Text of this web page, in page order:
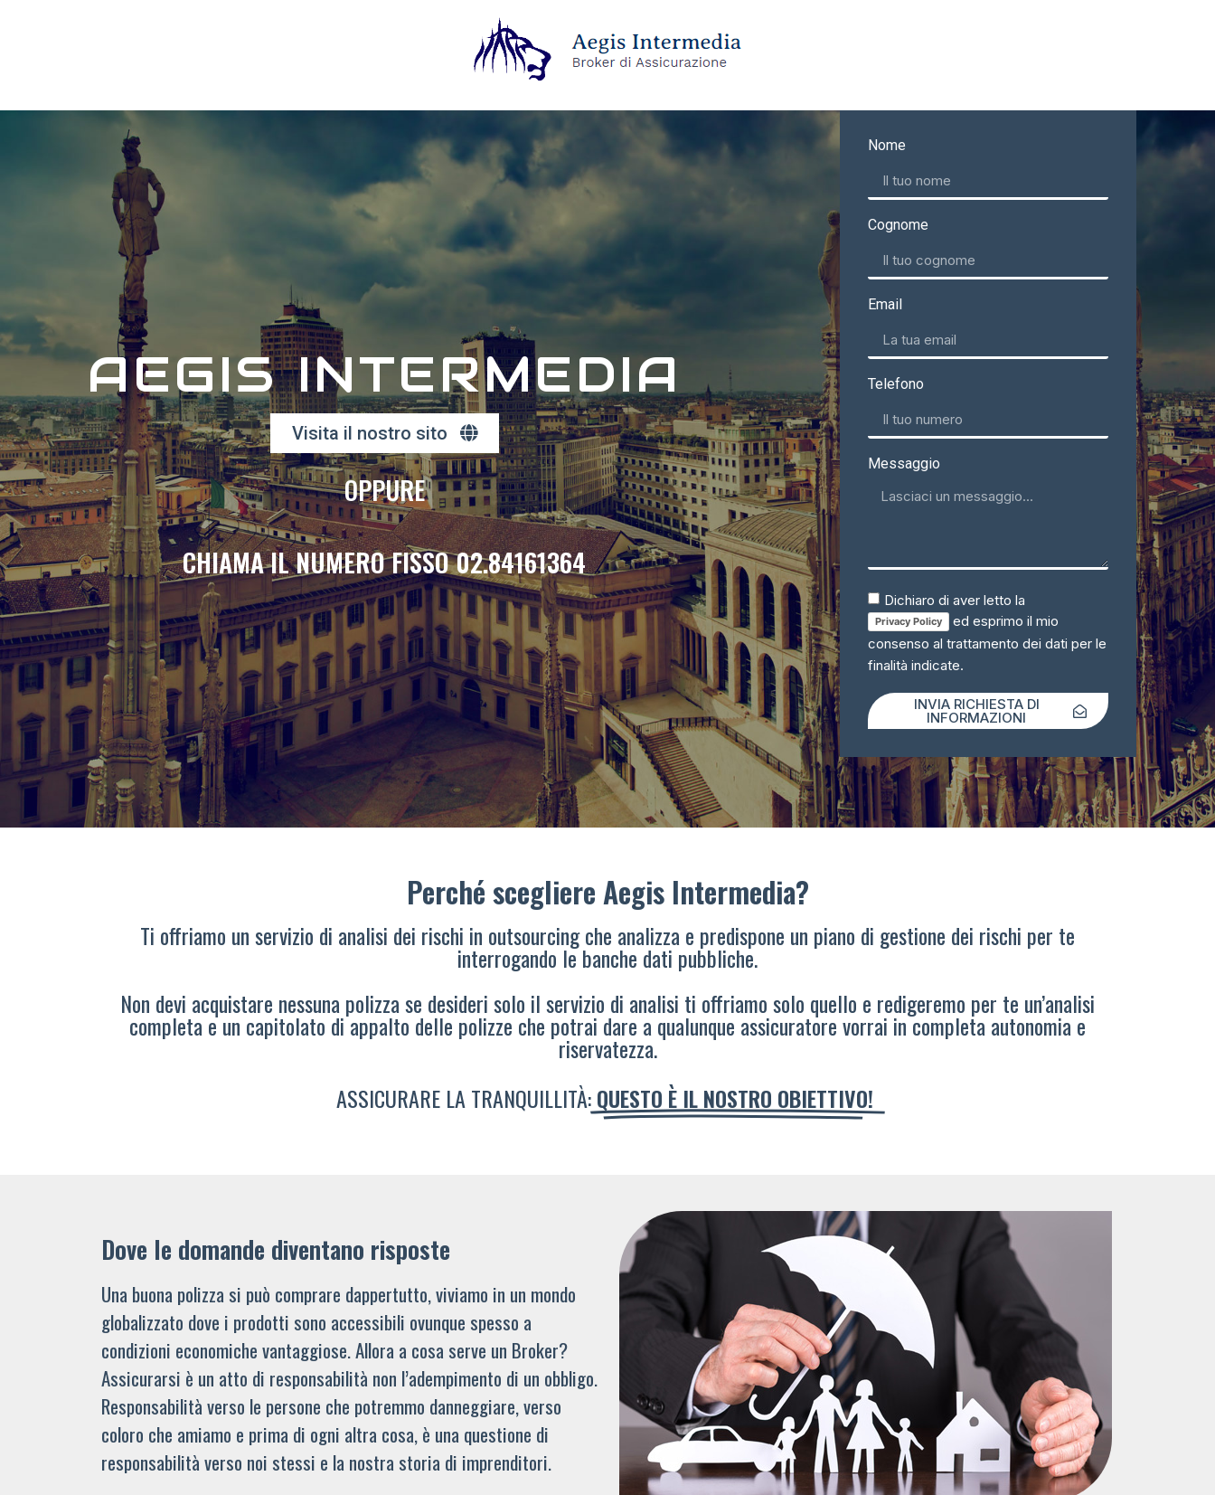
AEGIS INTERMEDIA
Visita il nostro sito
OPPURE
CHIAMA IL NUMERO FISSO 02.84161364
Nome
Cognome
Email
Telefono
Messaggio
Dichiaro di aver letto la
Privacy Policy
ed esprimo il mio
consenso al trattamento dei dati per le
finalità indicate.
INVIA RICHIESTA DI
INFORMAZIONI
Perché scegliere Aegis Intermedia?
Ti offriamo un servizio di analisi dei rischi in outsourcing che analizza e predispone un piano di gestione dei rischi per te
interrogando le banche dati pubbliche.
Non devi acquistare nessuna polizza se desideri solo il servizio di analisi ti offriamo solo quello e redigeremo per te un’analisi
completa e un capitolato di appalto delle polizze che potrai dare a qualunque assicuratore vorrai in completa autonomia e
riservatezza.
ASSICURARE LA TRANQUILLITÀ:QUESTO È IL NOSTRO OBIETTIVO!
Dove le domande diventano risposte
Una buona polizza si può comprare dappertutto, viviamo in un mondo
globalizzato dove i prodotti sono accessibili ovunque spesso a
condizioni economiche vantaggiose. Allora a cosa serve un Broker?
Assicurarsi è un atto di responsabilità non l’adempimento di un obbligo.
Responsabilità verso le persone che potremmo danneggiare, verso
coloro che amiamo e prima di ogni altra cosa, è una questione di
responsabilità verso noi stessi e la nostra storia di imprenditori.